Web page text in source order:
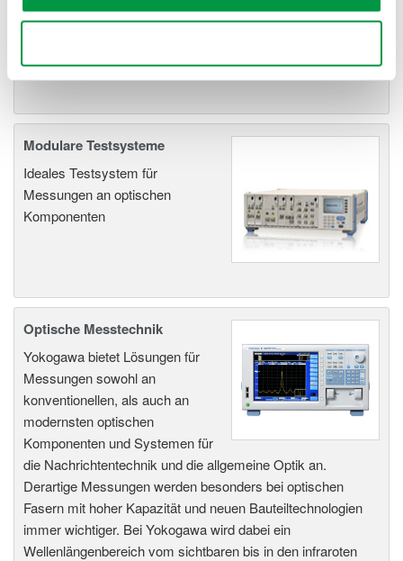
Messungen in Glasfaser-
Modulare Testsysteme
Ideales Testsystem für
Messungen an optischen
Komponenten
Optische Messtechnik
Yokogawa bietet Lösungen für
Messungen sowohl an
konventionellen, als auch an
modernsten optischen
Komponenten und Systemen für
die Nachrichtentechnik und die allgemeine Optik an.
Derartige Messungen werden besonders bei optischen
Fasern mit hoher Kapazität und neuen Bauteiltechnologien
immer wichtiger. Bei Yokogawa wird dabei ein
Wellenlängenbereich vom sichtbaren bis in den infraroten